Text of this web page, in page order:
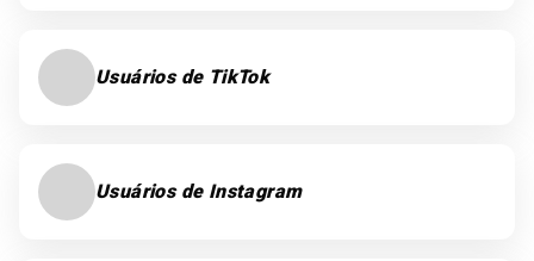
Usuários de TikTok
Usuários de Instagram